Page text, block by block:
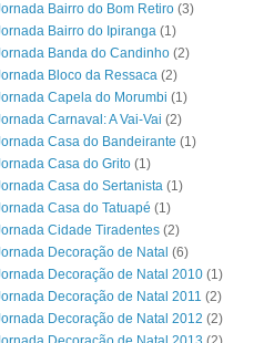
Bairro do Bom Retiro (3)
Bairro do Ipiranga (1)
Banda do Candinho (2)
Bloco da Ressaca (2)
Capela do Morumbi (1)
Carnaval: A Vai-Vai (2)
Casa do Bandeirante (1)
Casa do Grito (1)
Casa do Sertanista (1)
Casa do Tatuapé (1)
Cidade Tiradentes (2)
Decoração de Natal (6)
Decoração de Natal 2010 (1)
Decoração de Natal 2011 (2)
Decoração de Natal 2012 (2)